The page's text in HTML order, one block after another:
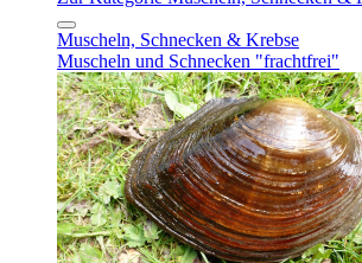
Muscheln, Schnecken & Krebse
Muscheln und Schnecken "frachtfrei"